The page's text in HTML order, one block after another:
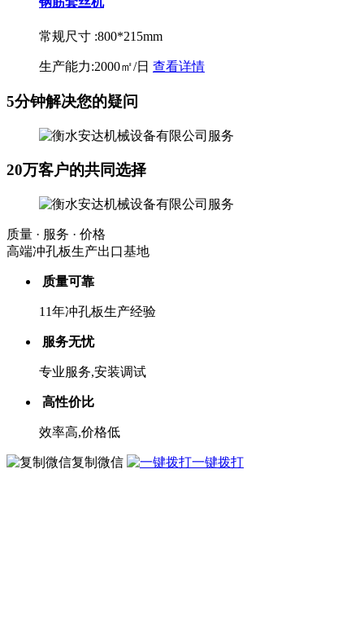
常规尺寸 :800*215mm
生产能力:2000㎡/日 查看详情
5分钟解决您的疑问
20万客户的共同选择
质量 · 服务 · 价格
高端冲孔板生产出口基地
质量可靠
11年冲孔板生产经验
服务无忧
专业服务,安装调试
高性价比
效率高,价格低
复制微信 一键拨打